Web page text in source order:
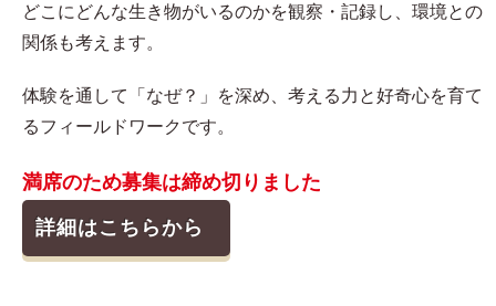
どこにどんな生き物がいるのかを観察・記録し、環境との
関係も考えます。
体験を通して「なぜ？」を深め、考える力と好奇心を育て
るフィールドワークです。
満席のため募集は締め切りました
詳細はこちらから